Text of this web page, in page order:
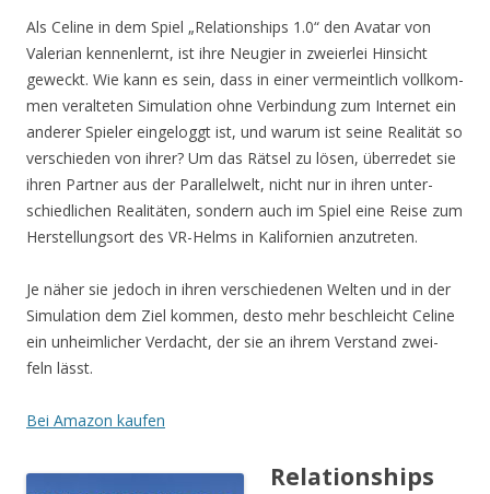
Als Celi­ne in dem Spiel „Rela­ti­onships 1.0“ den Ava­tar von
Vale­ri­an ken­nen­lernt, ist ihre Neu­gier in zwei­er­lei Hin­sicht
geweckt. Wie kann es sein, dass in einer ver­meint­lich voll­kom­
men ver­al­te­ten Simu­la­ti­on ohne Ver­bin­dung zum Inter­net ein
ande­rer Spie­ler ein­ge­loggt ist, und war­um ist sei­ne Rea­li­tät so
ver­schie­den von ihrer? Um das Rät­sel zu lösen, über­re­det sie
ihren Part­ner aus der Par­al­lel­welt, nicht nur in ihren unter­
schied­li­chen Rea­li­tä­ten, son­dern auch im Spiel eine Rei­se zum
Her­stel­lungs­ort des VR-Helms in Kali­for­ni­en anzutreten.
Je näher sie jedoch in ihren ver­schie­de­nen Wel­ten und in der
Simu­la­ti­on dem Ziel kom­men, des­to mehr beschleicht Celi­ne
ein unheim­li­cher Ver­dacht, der sie an ihrem Ver­stand zwei­
feln lässt.
Bei Ama­zon kaufen
Relationships